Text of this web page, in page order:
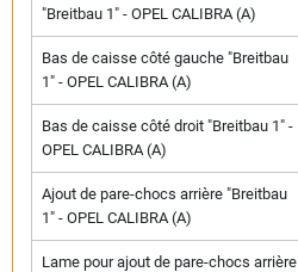
"Breitbau 1" - OPEL CALIBRA (A)
Bas de caisse côté gauche "Breitbau
1" - OPEL CALIBRA (A)
Bas de caisse côté droit "Breitbau 1" -
OPEL CALIBRA (A)
Ajout de pare-chocs arrière "Breitbau
1" - OPEL CALIBRA (A)
Lame pour ajout de pare-chocs arrière